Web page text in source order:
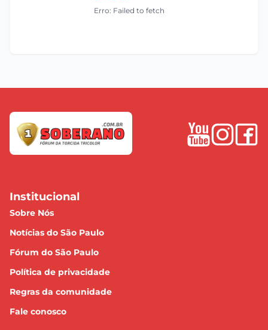
Erro: Failed to fetch
Institucional
Sobre Nós
Notícias do São Paulo
Fórum do São Paulo
Política de privacidade
Regras da comunidade
Fale conosco